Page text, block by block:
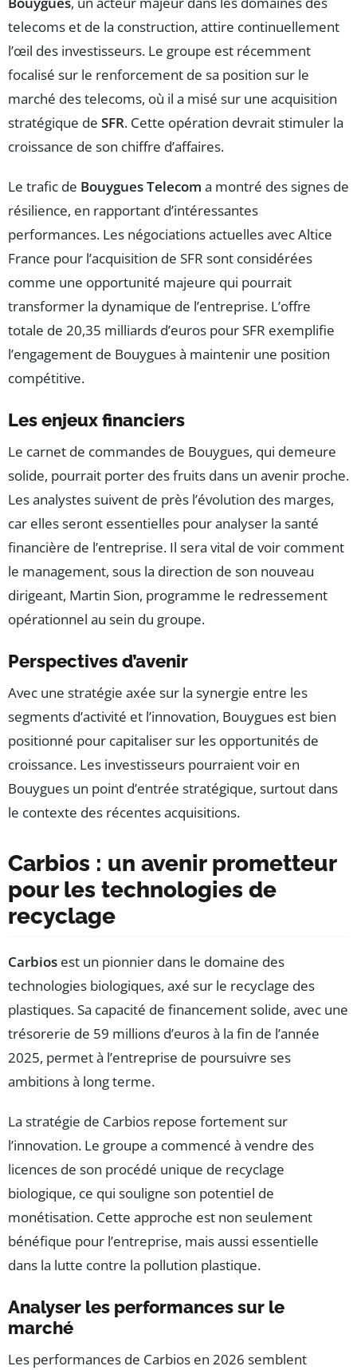
telecoms et de la construction, attire continuellement
l’œil des investisseurs. Le groupe est récemment
focalisé sur le renforcement de sa position sur le
marché des telecoms, où il a misé sur une acquisition
stratégique de SFR. Cette opération devrait stimuler la
croissance de son chiffre d’affaires.
Le trafic de Bouygues Telecom a montré des signes de
résilience, en rapportant d’intéressantes
performances. Les négociations actuelles avec Altice
France pour l’acquisition de SFR sont considérées
comme une opportunité majeure qui pourrait
transformer la dynamique de l’entreprise. L’offre
totale de 20,35 milliards d’euros pour SFR exemplifie
l’engagement de Bouygues à maintenir une position
compétitive.
Les enjeux financiers
Le carnet de commandes de Bouygues, qui demeure
solide, pourrait porter des fruits dans un avenir proche.
Les analystes suivent de près l’évolution des marges,
car elles seront essentielles pour analyser la santé
financière de l’entreprise. Il sera vital de voir comment
le management, sous la direction de son nouveau
dirigeant, Martin Sion, programme le redressement
opérationnel au sein du groupe.
Perspectives d’avenir
Avec une stratégie axée sur la synergie entre les
segments d’activité et l’innovation, Bouygues est bien
positionné pour capitaliser sur les opportunités de
croissance. Les investisseurs pourraient voir en
Bouygues un point d’entrée stratégique, surtout dans
le contexte des récentes acquisitions.
Carbios : un avenir prometteur
pour les technologies de
recyclage
Carbios est un pionnier dans le domaine des
technologies biologiques, axé sur le recyclage des
plastiques. Sa capacité de financement solide, avec une
trésorerie de 59 millions d’euros à la fin de l’année
2025, permet à l’entreprise de poursuivre ses
ambitions à long terme.
La stratégie de Carbios repose fortement sur
l’innovation. Le groupe a commencé à vendre des
licences de son procédé unique de recyclage
biologique, ce qui souligne son potentiel de
monétisation. Cette approche est non seulement
bénéfique pour l’entreprise, mais aussi essentielle
dans la lutte contre la pollution plastique.
Analyser les performances sur le
marché
Les performances de Carbios en 2026 semblent